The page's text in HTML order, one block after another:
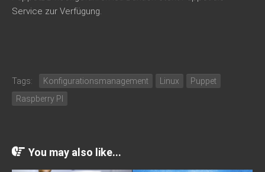
Service zur Verfügung.
Tags: Konfigurationsmanagement Linux
Puppet
Raspberry PI
You may also like...